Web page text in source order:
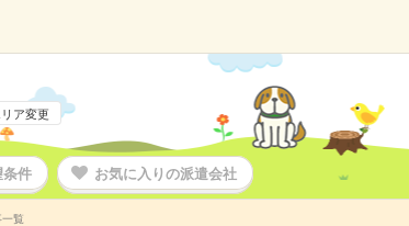
ア変更
件 お気に入りの派遣会社
覧